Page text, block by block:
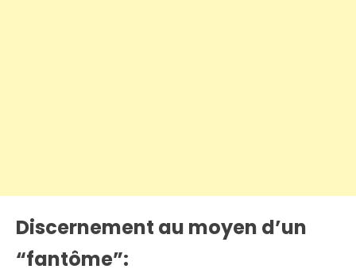
Discernement au moyen d’un
“fantôme”: